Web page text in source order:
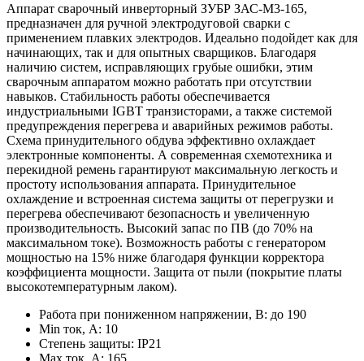
Аппарат сварочный инверторный ЗУБР ЗАС-М3-165,
предназначен для ручной электродуговой сварки с
применением плавких электродов. Идеально подойдет как для
начинающих, так и для опытных сварщиков. Благодаря
наличию систем, исправляющих грубые ошибки, этим
сварочным аппаратом можно работать при отсутствии
навыков. Стабильность работы обеспечивается
индустриальными IGBT транзисторами, а также системой
предупреждения перегрева и аварийных режимов работы.
Схема принудительного обдува эффективно охлаждает
электронные компоненты. А современная схемотехника и
перекидной ремень гарантируют максимальную легкость и
простоту использования аппарата. Принудительное
охлаждение и встроенная система защиты от перегрузки и
перегрева обеспечивают безопасность и увеличенную
производительность. Высокий запас по ПВ (до 70% на
максимальном токе). Возможность работы с генератором
мощностью на 15% ниже благодаря функции корректора
коэффициента мощности. Защита от пыли (покрытие платы
высокотемпературным лаком).
Работа при пониженном напряжении, В: до 190
Min ток, А: 10
Степень защиты: IP21
Мах ток, А: 165